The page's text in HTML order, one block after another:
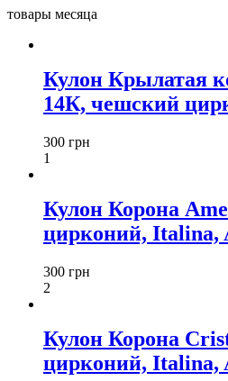
товары месяца
Кулон Крылатая
14К, чешский
300 грн
1
Кулон Корона
цирконий, Italina,
300 грн
2
Кулон Корона
цирконий, Italina,